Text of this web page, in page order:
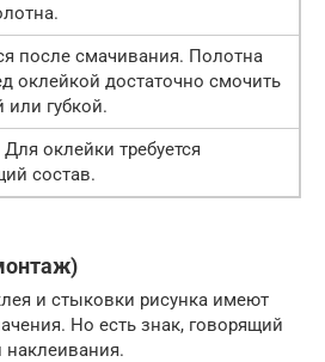
после смачивания. Полотна
оклейкой достаточно смочить
или губкой.
оклейки требуется
состав.
и стыковки рисунка имеют
Но есть знак, говорящий
наклеивания.